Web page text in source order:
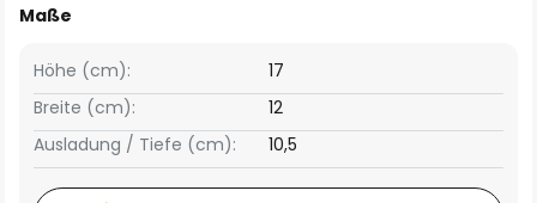
Maße
Breite (cm): 12
Höhe (cm): 17
Ausladung / Tiefe (cm): 10,5